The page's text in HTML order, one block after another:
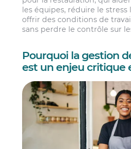
les équipes, réduire le
offrir des conditions de
sans perdre le contrôle sur
Pourquoi la gestion
est un enjeu critique